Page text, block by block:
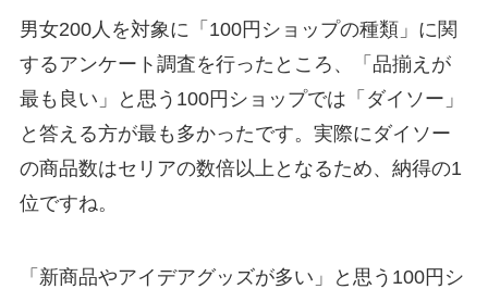
男女200人を対象に「100円ショップの種類」に関
するアンケート調査を行ったところ、「品揃えが
最も良い」と思う100円ショップでは「ダイソー」
と答える方が最も多かったです。実際にダイソー
の商品数はセリアの数倍以上となるため、納得の1
位ですね。
「新商品やアイデアグッズが多い」と思う100円シ